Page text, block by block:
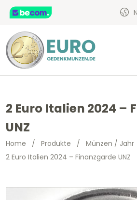
2 Euro Italien 2024 –
UNZ
Home / Produkte / Münzen / Jahr
2 Euro Italien 2024 – Finanzgarde UNZ